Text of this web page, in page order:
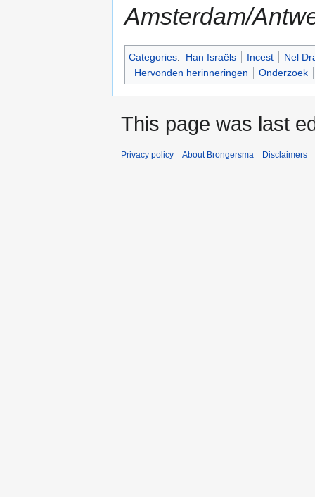
Amsterdam/
Categories: Han Israëls Incest
Nel
Hervonden herinneringen
Onderzoek
This page was last
Privacy policy About Brongersma Disclaimers